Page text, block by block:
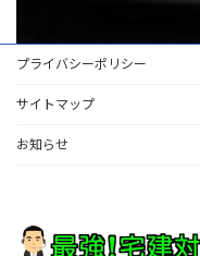
プライバシーポリシー
サイトマップ
お知らせ